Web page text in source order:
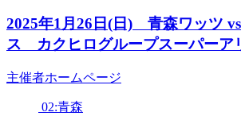
2025年1月26日(日) 青森ワッツ
ス カクヒログループスーパー
主催者ホームページ
02:青森